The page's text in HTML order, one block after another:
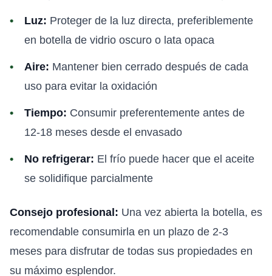
Luz: Proteger de la luz directa, preferiblemente
en botella de vidrio oscuro o lata opaca
Aire: Mantener bien cerrado después de cada
uso para evitar la oxidación
Tiempo: Consumir preferentemente antes de
12-18 meses desde el envasado
No refrigerar: El frío puede hacer que el aceite
se solidifique parcialmente
Consejo profesional: Una vez abierta la botella, es
recomendable consumirla en un plazo de 2-3
meses para disfrutar de todas sus propiedades en
su máximo esplendor.